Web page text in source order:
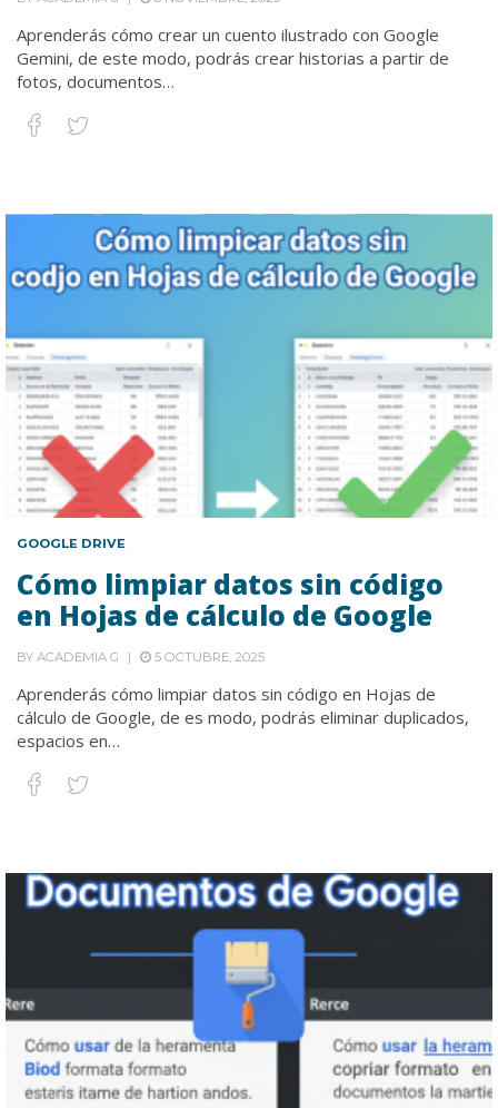
Aprenderás cómo crear un cuento ilustrado con Google
Gemini, de este modo, podrás crear historias a partir de
fotos, documentos…
GOOGLE DRIVE
Cómo limpiar datos sin código
en Hojas de cálculo de Google
BY ACADEMIA G 5 OCTUBRE, 2025
Aprenderás cómo limpiar datos sin código en Hojas de
cálculo de Google, de es modo, podrás eliminar duplicados,
espacios en…